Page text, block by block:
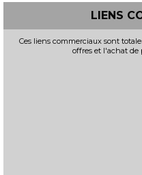
Réservation
LIENS
Ces liens commerciaux sont
offres et l'achat de